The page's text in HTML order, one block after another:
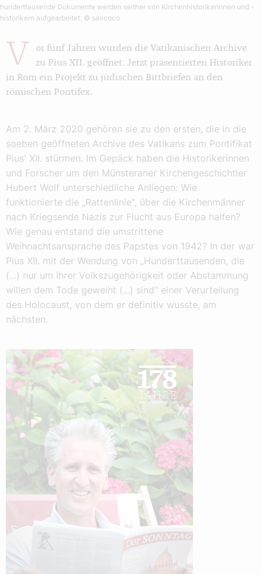
hunderttausende Dokumente werden seither von Kirchenhistorikerinnen und -
historikern aufgearbeitet. © savcoco
V
or fünf Jahren wurden die Vatikanischen Archive
zu Pius XII. geöffnet. Jetzt präsentierten Historiker
in Rom ein Projekt zu jüdischen Bittbriefen an den
römischen Pontifex.
Am 2. März 2020 gehören sie zu den ersten, die in die
soeben geöffneten Archive des Vatikans zum Pontifikat
Pius' XII. stürmen. Im Gepäck haben die Historikerinnen
und Forscher um den Münsteraner Kirchengeschichtler
Hubert Wolf unterschiedliche Anliegen: Wie
funktionierte die „Rattenlinie“, über die Kirchenmänner
nach Kriegsende Nazis zur Flucht aus Europa halfen?
Wie genau entstand die umstrittene
Weihnachtsansprache des Papstes von 1942? In der war
Pius XII. mit der Wendung von „Hunderttausenden, die
(...) nur um ihrer Volkszugehörigkeit oder Abstammung
willen dem Tode geweiht (...) sind“ einer Verurteilung
des Holocaust, von dem er definitiv wusste, am
nächsten.